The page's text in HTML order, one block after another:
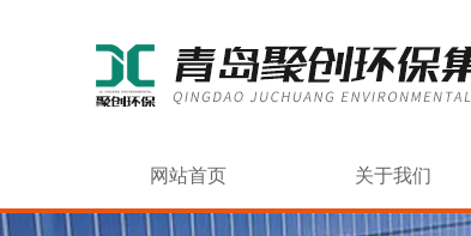
网站首页 关于我们